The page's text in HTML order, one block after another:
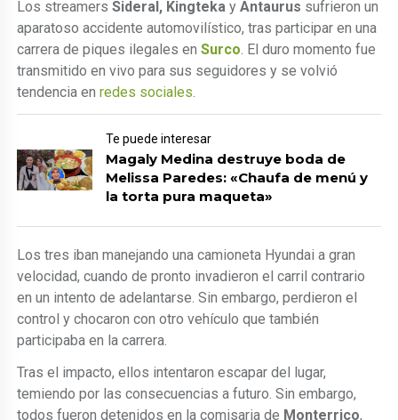
Los streamersSideral, Kingteka yAntaurus sufrieron un
aparatoso accidente automovilístico, tras participar en una
carrera de piques ilegales enSurco . El duro momento fue
transmitido en vivo para sus seguidores y se volvió
tendencia enredes sociales
Te puede interesar
Magaly Medina destruye boda de
Melissa Paredes: «Chaufa de menú y
la torta pura maqueta»
Los tres iban manejando una camioneta Hyundai a gran
velocidad, cuando de pronto invadieron el carril contrario
en un intento de adelantarse. Sin embargo, perdieron el
control y chocaron con otro vehículo que también
participaba en la carrera.
Tras el impacto, ellos intentaron escapar del lugar,
temiendo por las consecuencias a futuro. Sin embargo,
todos fueron detenidos en la comisaria de Monterrico,